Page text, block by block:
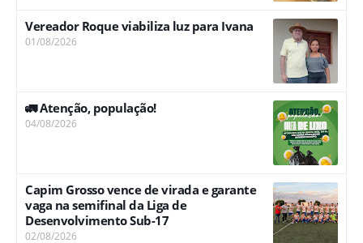
Vereador Roque viabiliza luz para Ivana
01/08/2026
🚛 Atenção, população!
04/08/2026
Capim Grosso vence de virada e garante
vaga na semifinal da Liga de
Desenvolvimento Sub-17
02/08/2026